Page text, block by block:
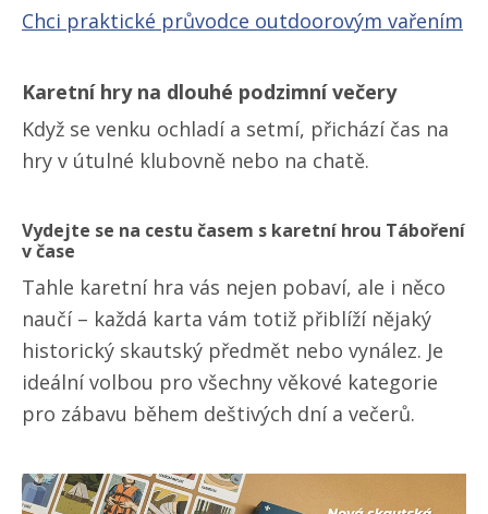
Chci praktické průvodce outdoorovým vařením
Karetní hry na dlouhé podzimní večery
Když se venku ochladí a setmí, přichází čas na
hry v útulné klubovně nebo na chatě.
Vydejte se na cestu časem s karetní hrou Táboření
v čase
Tahle karetní hra vás nejen pobaví, ale i něco
naučí – každá karta vám totiž přiblíží nějaký
historický skautský předmět nebo vynález. Je
ideální volbou pro všechny věkové kategorie
pro zábavu během deštivých dní a večerů.